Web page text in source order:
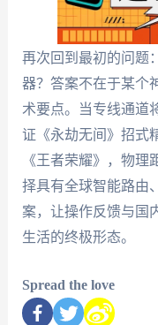
再次回到最初的问题
器？答案不在于某个
术要点。当专线通道
证《永劫无间》招式
《王者荣耀》，物
择具有全球智能路由
案，让操作反馈与国
生活的终极形态。
Spread the love